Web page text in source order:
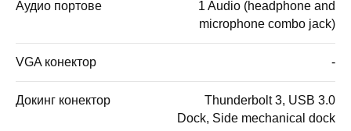
Аудио портове
1 Audio (headphone and
microphone combo jack)
VGA конектор -
Докинг конектор
Thunderbolt 3, USB 3.0
Dock, Side mechanical dock